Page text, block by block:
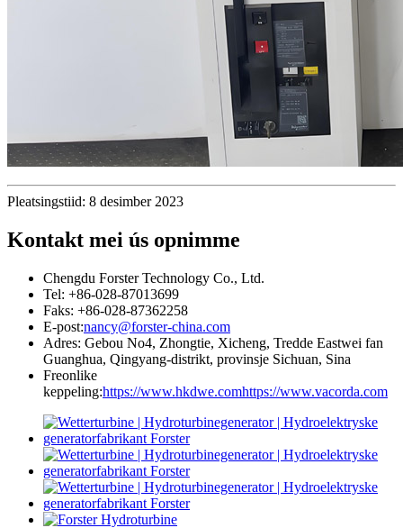
Pleatsingstiid: 8 desimber 2023
Kontakt mei ús opnimme
Chengdu Forster Technology Co., Ltd.
Tel: +86-028-87013699
Faks: +86-028-87362258
E-post:nancy@forster-china.com
Adres: Gebou No4, Zhongtie, Xicheng, Tredde Eastwei fan
Guanghua, Qingyang-distrikt, provinsje Sichuan, Sina
Freonlike
keppeling:https://www.hkdwe.comhttps://www.vacorda.com